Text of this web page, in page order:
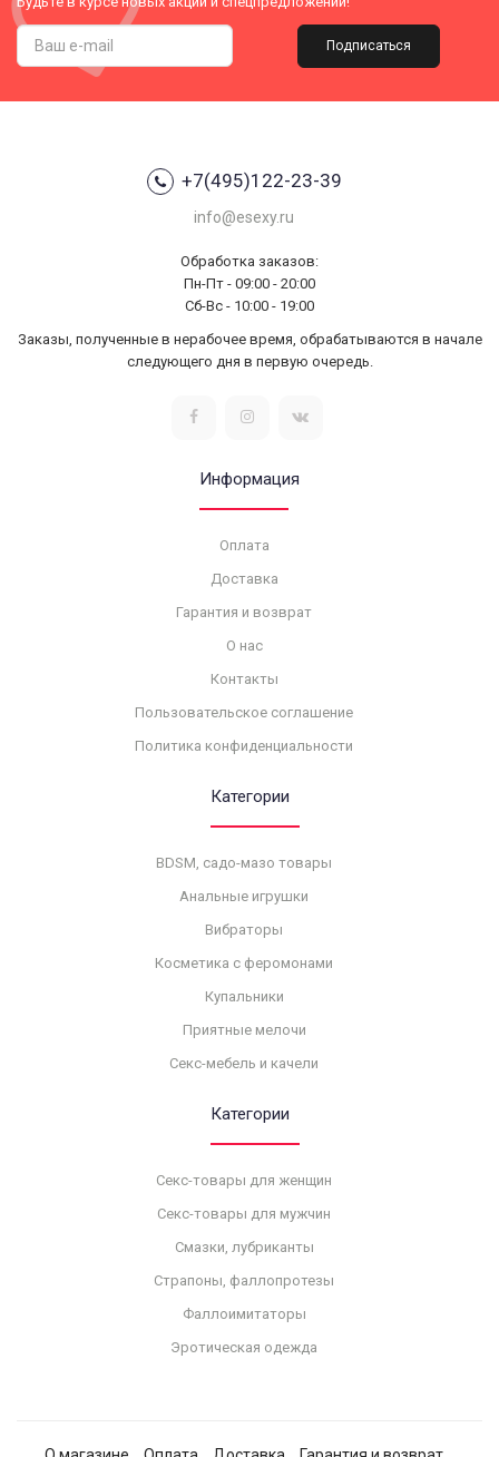
Подписаться
+7(495)122-23-39
info@esexy.ru
Обработка заказов:
Пн-Пт - 09:00 - 20:00
Сб-Вс - 10:00 - 19:00
Заказы, полученные в нерабочее время, обрабатываются в начале
следующего дня в первую очередь.
Информация
Оплата
Доставка
Гарантия и возврат
О нас
Контакты
Пользовательское соглашение
Политика конфиденциальности
Категории
BDSM, садо-мазо товары
Анальные игрушки
Вибраторы
Косметика с феромонами
Купальники
Приятные мелочи
Секс-мебель и качели
Категории
Секс-товары для женщин
Секс-товары для мужчин
Смазки, лубриканты
Страпоны, фаллопротезы
Фаллоимитаторы
Эротическая одежда